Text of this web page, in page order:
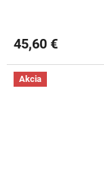
45,60 €
Akcia